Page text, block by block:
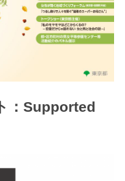
：Supported